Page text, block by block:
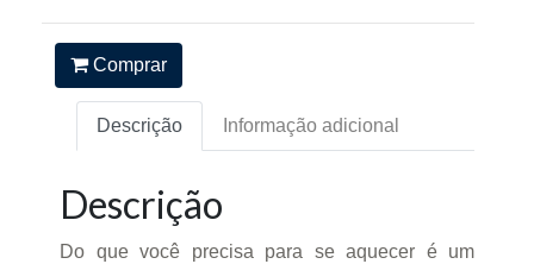
Comprar
Descrição Informação adicional
Descrição
Do que você precisa para se aquecer é um